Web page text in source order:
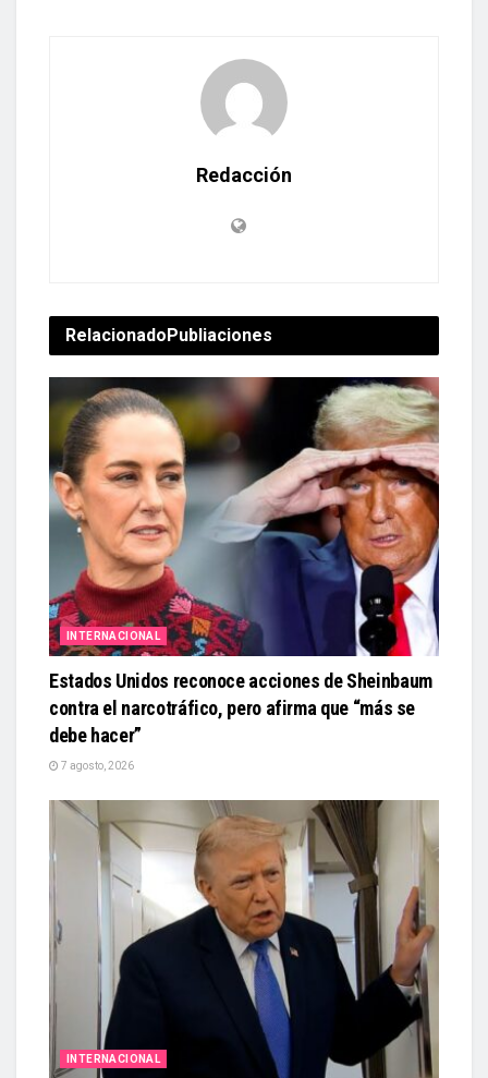
Redacción
Relacionado Publiaciones
INTERNACIONAL
Estados Unidos reconoce acciones de Sheinbaum
contra el narcotráfico, pero afirma que “más se
debe hacer”
7 agosto, 2026
INTERNACIONAL